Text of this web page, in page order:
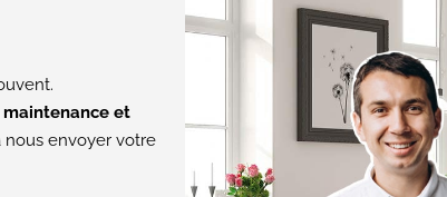
et
nous envoyer votre